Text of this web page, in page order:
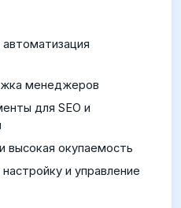
менеджеров
для SEO и
высокая окупаемость
и управление